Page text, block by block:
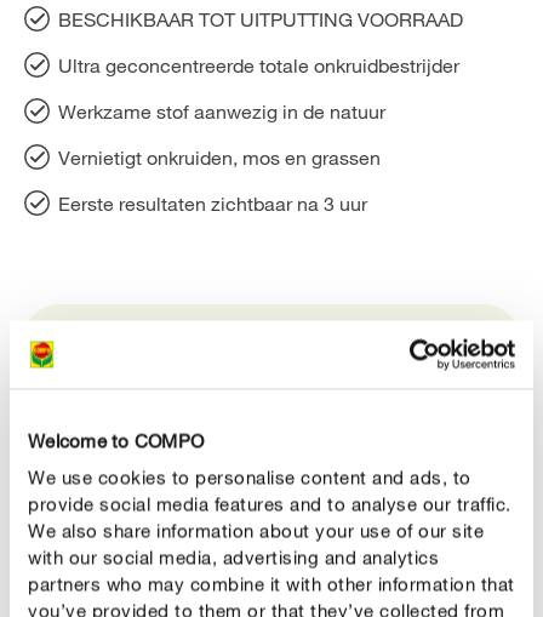
Welcome to COMPO
We use cookies to personalise content and ads, to
provide social media features and to analyse our traffic.
We also share information about your use of our site
with our social media, advertising and analytics
partners who may combine it with other information that
you’ve provided to them or that they’ve collected from
BESCHIKBAAR TOT UITPUTTING VOORRAAD
Ultra geconcentreerde totale onkruidbestrijder
Werkzame stof aanwezig in de natuur
Vernietigt onkruiden, mos en grassen
Eerste resultaten zichtbaar na 3 uur
PRODUCTBESCHRIJVING
TECHNISCHE DETAILS